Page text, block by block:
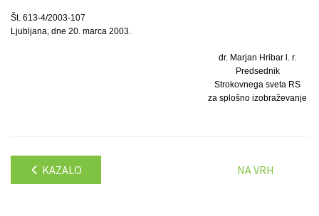
Št. 613-4/2003-107
Ljubljana, dne 20. marca 2003.
dr. Marjan Hribar l. r.
Predsednik
Strokovnega sveta RS
za splošno izobraževanje
KAZALO NA VRH